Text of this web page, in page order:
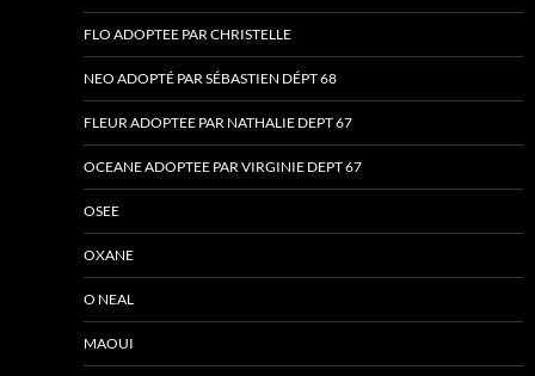
FLO ADOPTEE PAR CHRISTELLE
NEO ADOPTÉ PAR SÉBASTIEN DÉPT 68
FLEUR ADOPTEE PAR NATHALIE DEPT 67
OCEANE ADOPTEE PAR VIRGINIE DEPT 67
OSEE
OXANE
O NEAL
MAOUI